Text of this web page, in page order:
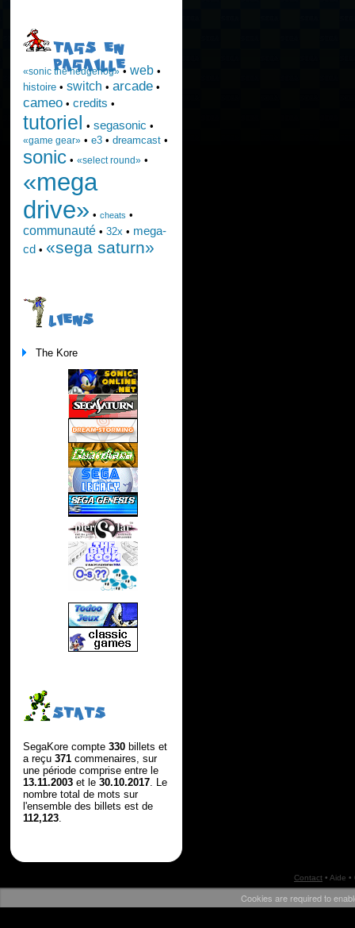
TAGS EN
PAGAILLE
«sonic the hedgehog»• web•
histoire• switch • arcade•
cameo• credits •
tutoriel • segasonic •
«game gear»• e3• dreamcast•
sonic• «select round»•
«mega
drive» • cheats •
communauté• 32x • mega-
cd • «sega saturn»
LIENS
The Kore
STATS
SegaKore compte 330billets et
a reçu 371commenaires, sur
une période comprise entre le
13.11.2003et le 30.10.2017. Le
nombre total de mots sur
l'ensemble des billets est de
112,123.
Contact• Aide •
Cookies are required to